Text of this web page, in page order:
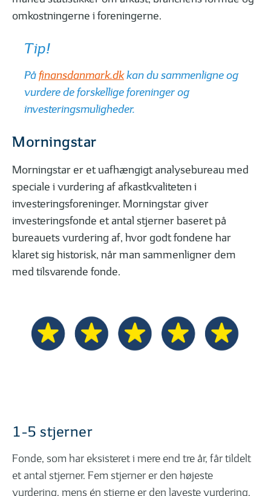
omkostningerne i foreningerne.
Tip!
Påfinansdanmark.dkkan du sammenligne og
vurdere de forskellige foreninger og
investeringsmuligheder.
Morningstar
Morningstar er et uafhængigt analysebureau med
speciale i vurdering af afkastkvaliteten i
investeringsforeninger. Morningstar giver
investeringsfonde et antal stjerner baseret på
bureauets vurdering af, hvor godt fondene har
klaret sig historisk, når man sammenligner dem
med tilsvarende fonde.
1-5 stjerner
Fonde, som har eksisteret i mere end tre år, får tildelt
et antal stjerner. Fem stjerner er den højeste
vurdering, mens én stjerne er den laveste vurdering.
Forskellen på afkast og udbytte
MERE VIDEN OM INVESTERING
01| 04 LÆST
Investering: 5 vigtige nøgletal til
aktieanalyse
02
Podcasts,